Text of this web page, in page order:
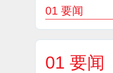
01 要闻
01 要闻